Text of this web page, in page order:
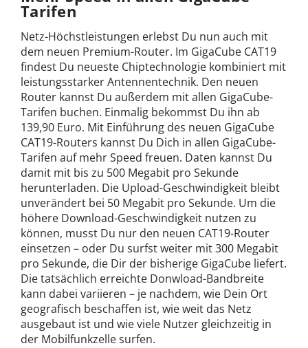
Tarifen
Netz-Höchstleistungen erlebst Du nun auch mit
dem neuen Premium-Router. Im GigaCube CAT19
findest Du neueste Chiptechnologie kombiniert mit
leistungsstarker Antennentechnik. Den neuen
Router kannst Du außerdem mit allen GigaCube-
Tarifen buchen. Einmalig bekommst Du ihn ab
139,90 Euro. Mit Einführung des neuen GigaCube
CAT19-Routers kannst Du Dich in allen GigaCube-
Tarifen auf mehr Speed freuen. Daten kannst Du
damit mit bis zu 500 Megabit pro Sekunde
herunterladen. Die Upload-Geschwindigkeit bleibt
unverändert bei 50 Megabit pro Sekunde. Um die
höhere Download-Geschwindigkeit nutzen zu
können, musst Du nur den neuen CAT19-Router
einsetzen – oder Du surfst weiter mit 300 Megabit
pro Sekunde, die Dir der bisherige GigaCube liefert.
Die tatsächlich erreichte Donwload-Bandbreite
kann dabei variieren – je nachdem, wie Dein Ort
geografisch beschaffen ist, wie weit das Netz
ausgebaut ist und wie viele Nutzer gleichzeitig in
der Mobilfunkzelle surfen.